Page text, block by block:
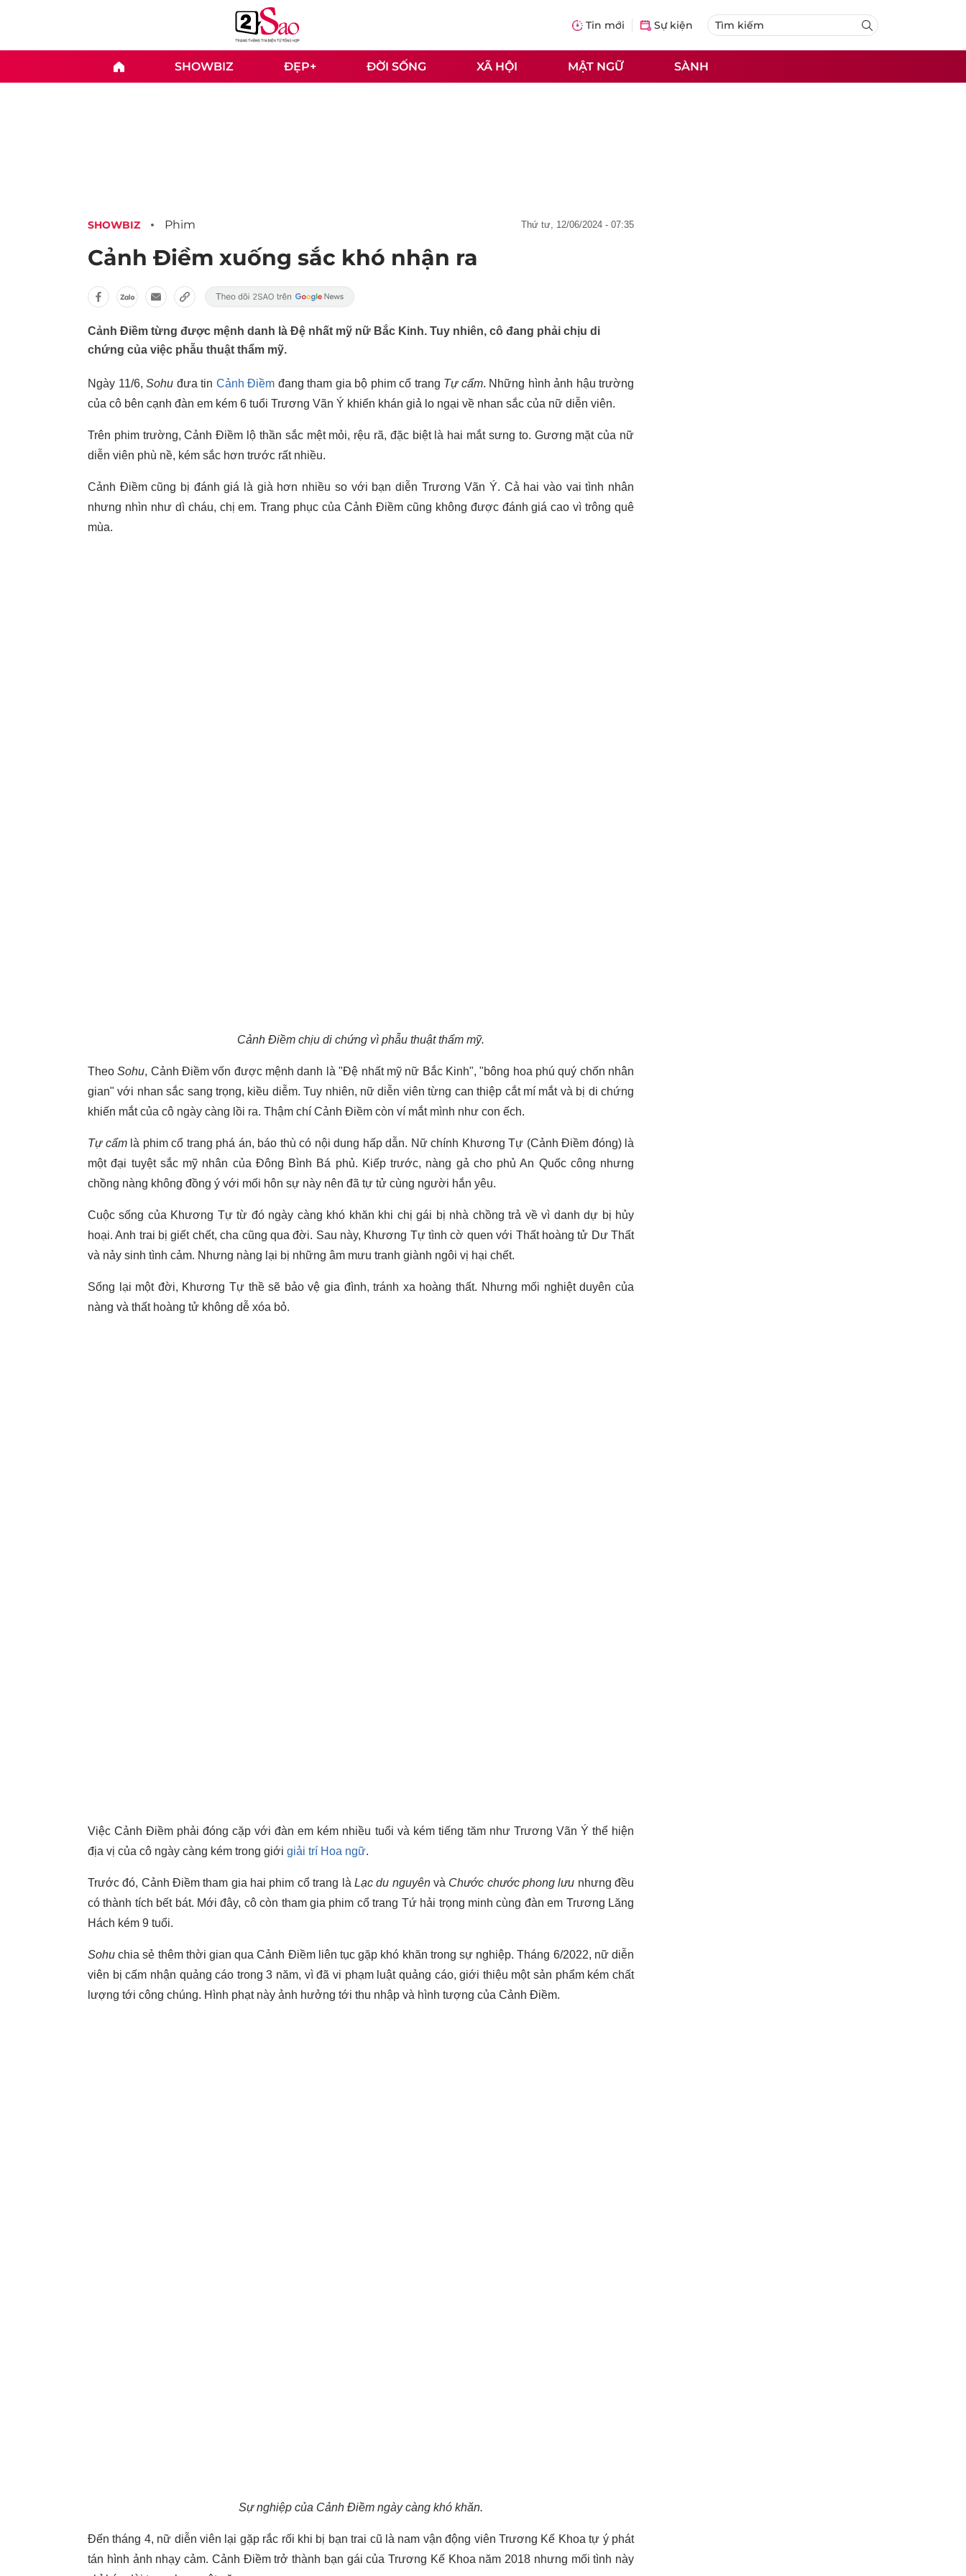
Tin mới Sự kiện
SHOWBIZ ĐẸP+ ĐỜI SỐNG XÃ HỘI MẬT NGỮ SÀNH
SHOWBIZ Phim thứ tư, 12/06/2024 - 07:35
Cảnh Điềm xuống sắc khó nhận ra
Cảnh Điềm từng được mệnh danh là Đệ nhất mỹ nữ Bắc Kinh. Tuy nhiên, cô đang phải chịu di
chứng của việc phẫu thuật thẩm mỹ.
Ngày 11/6, Sohu đưa tin Cảnh Điềm đang tham gia bộ phim cổ trang Tự cẩm. Những hình ảnh hậu trường
của cô bên cạnh đàn em kém 6 tuổi Trương Vãn Ý khiến khán giả lo ngại về nhan sắc của nữ diễn viên.
Trên phim trường, Cảnh Điềm lộ thần sắc mệt mỏi, rệu rã, đặc biệt là hai mắt sưng to. Gương mặt của nữ
diễn viên phù nề, kém sắc hơn trước rất nhiều.
Cảnh Điềm cũng bị đánh giá là già hơn nhiều so với bạn diễn Trương Vãn Ý. Cả hai vào vai tình nhân
nhưng nhìn như dì cháu, chị em. Trang phục của Cảnh Điềm cũng không được đánh giá cao vì trông quê
mùa.
Cảnh Điềm chịu di chứng vì phẫu thuật thẩm mỹ.
TheoSohu, Cảnh Điềm vốn được mệnh danh là "Đệ nhất mỹ nữ Bắc Kinh", "bông hoa phú quý chốn nhân
gian" với nhan sắc sang trọng, kiều diễm. Tuy nhiên, nữ diễn viên từng can thiệp cắt mí mắt và bị di chứng
khiến mắt của cô ngày càng lồi ra. Thậm chí Cảnh Điềm còn ví mắt mình như con ếch.
Tự cẩmlà phim cổ trang phá án, báo thù có nội dung hấp dẫn. Nữ chính Khương Tự (Cảnh Điềm đóng) là
một đại tuyệt sắc mỹ nhân của Đông Bình Bá phủ. Kiếp trước, nàng gả cho phủ An Quốc công nhưng
chồng nàng không đồng ý với mối hôn sự này nên đã tự tử cùng người hắn yêu.
Cuộc sống của Khương Tự từ đó ngày càng khó khăn khi chị gái bị nhà chồng trả về vì danh dự bị hủy
hoại. Anh trai bị giết chết, cha cũng qua đời. Sau này, Khương Tự tình cờ quen với Thất hoàng tử Dư Thất
và nảy sinh tình cảm. Nhưng nàng lại bị những âm mưu tranh giành ngôi vị hại chết.
Sống lại một đời, Khương Tự thề sẽ bảo vệ gia đình, tránh xa hoàng thất. Nhưng mối nghiệt duyên của
nàng và thất hoàng tử không dễ xóa bỏ.
Việc Cảnh Điềm phải đóng cặp với đàn em kém nhiều tuổi và kém tiếng tăm như Trương Vãn Ý thể hiện
địa vị của cô ngày càng kém trong giới giải trí Hoa ngữ.
Trước đó, Cảnh Điềm tham gia hai phim cổ trang là Lạc du nguyênvà Chước chước phong lưu nhưng đều
có thành tích bết bát. Mới đây, cô còn tham gia phim cổ trang Tứ hải trọng minh cùng đàn em Trương Lăng
Hách kém 9 tuổi.
Sohu chia sẻ thêm thời gian qua Cảnh Điềm liên tục gặp khó khăn trong sự nghiệp. Tháng 6/2022, nữ diễn
viên bị cấm nhận quảng cáo trong 3 năm, vì đã vi phạm luật quảng cáo, giới thiệu một sản phẩm kém chất
lượng tới công chúng. Hình phạt này ảnh hưởng tới thu nhập và hình tượng của Cảnh Điềm.
Sự nghiệp của Cảnh Điềm ngày càng khó khăn.
Đến tháng 4, nữ diễn viên lại gặp rắc rối khi bị bạn trai cũ là nam vận động viên Trương Kế Khoa tự ý phát
tán hình ảnh nhạy cảm. Cảnh Điềm trở thành bạn gái của Trương Kế Khoa năm 2018 nhưng mối tình này